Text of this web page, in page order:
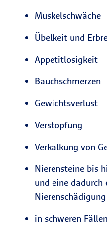
Muskelschwäche
Übelkeit und
Appetitlosigkeit
Bauchschmerzen
Gewichtsverlust
Verstopfung
Verkalkung von
Nierensteine bis
und eine dadurch
Nierenschädigung
in schweren